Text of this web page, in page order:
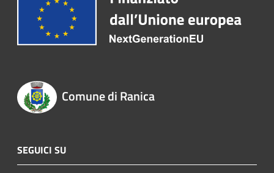
Comune di Ranica
SEGUICI SU